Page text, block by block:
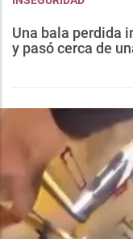
Una bala perdida
y pasó cerca de